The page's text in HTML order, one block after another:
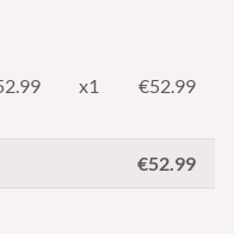
x1 €52.99
€52.99